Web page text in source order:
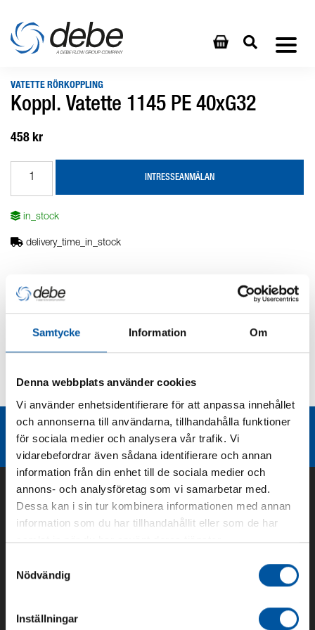
Samtycke Information Om
Denna webbplats använder cookies
Vi använder enhetsidentifierare för att anpassa innehållet
och annonserna till användarna, tillhandahålla funktioner
för sociala medier och analysera vår trafik. Vi
vidarebefordrar även sådana identifierare och annan
information från din enhet till de sociala medier och
annons- och analysföretag som vi samarbetar med.
Dessa kan i sin tur kombinera informationen med annan
information som du har tillhandahållit eller som de har
samlat in när du har använt deras tjänster.
Nödvändig
Inställningar
VATETTE RÖRKOPPLING
Koppl. Vatette 1145 PE 40xG32
458 kr
INTRESSEANMÄLAN
in_stock
delivery_time_in_stock
Produktbeskrivning
Kurvor
Liknande produktgrupper
Om oss